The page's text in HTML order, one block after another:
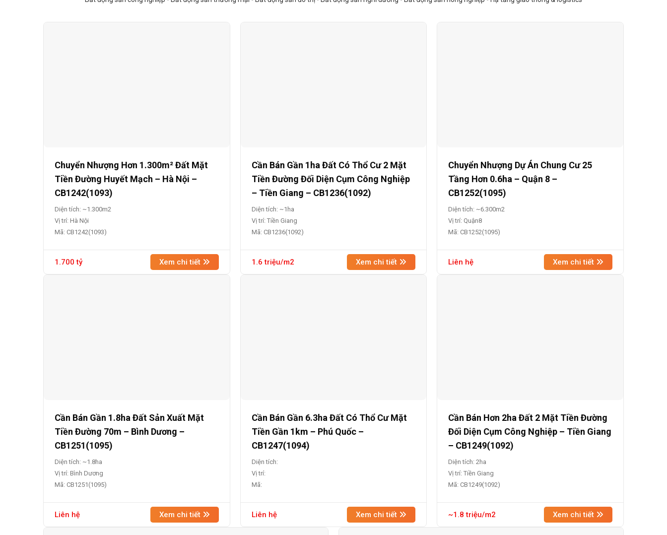
Chuyển Nhượng Hơn 1.300m² Đất Mặt
Tiền Đường Huyết Mạch – Hà Nội –
CB1242(1093)
Diện tích: ~1.300m2
Vị trí: Hà Nội
Mã: CB1242(1093)
1.700 tỷ Xem chi tiết
Cần Bán Gần 1ha Đất Có Thổ Cư 2 Mặt
Tiền Đường Đối Diện Cụm Công Nghiệp
– Tiền Giang – CB1236(1092)
Diện tích: ~1ha
Vị trí: Tiền Giang
Mã: CB1236(1092)
1.6 triệu/m2 Xem chi tiết
Chuyển Nhượng Dự Án Chung Cư 25
Tầng Hơn 0.6ha – Quận 8 –
CB1252(1095)
Diện tích: ~6.300m2
Vị trí: Quận8
Mã: CB1252(1095)
Liên hệ Xem chi tiết
Cần Bán Gần 1.8ha Đất Sản Xuất Mặt
Tiền Đường 70m – Bình Dương –
CB1251(1095)
Diện tích: ~1.8ha
Vị trí: Bình Dương
Mã: CB1251(1095)
Liên hệ Xem chi tiết
Cần Bán Gần 6.3ha Đất Có Thổ Cư Mặt
Tiền Gần 1km – Phú Quốc –
CB1247(1094)
Diện tích:
Vị trí:
Mã:
Liên hệ Xem chi tiết
Cần Bán Hơn 2ha Đất 2 Mặt Tiền Đường
Đối Diện Cụm Công Nghiệp – Tiền Giang
– CB1249(1092)
Diện tích: 2ha
Vị trí: Tiền Giang
Mã: CB1249(1092)
~1.8 triệu/m2 Xem chi tiết